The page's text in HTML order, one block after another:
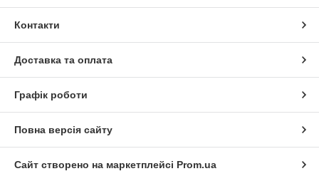
Контакти
Доставка та оплата
Графік роботи
Повна версія сайту
Сайт створено на маркетплейсі Prom.ua